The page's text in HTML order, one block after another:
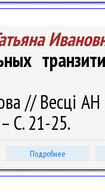
// Весці АН
С. 21-25.
Подробнее